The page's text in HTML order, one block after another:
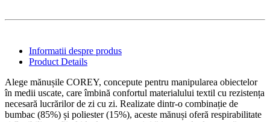
Informatii despre produs
Product Details
Alege mănușile COREY, concepute pentru manipularea obiectelor
în medii uscate, care îmbină confortul materialului textil cu rezistența
necesară lucrărilor de zi cu zi. Realizate dintr-o combinație de
bumbac (85%) și poliester (15%), aceste mănuși oferă respirabilitate